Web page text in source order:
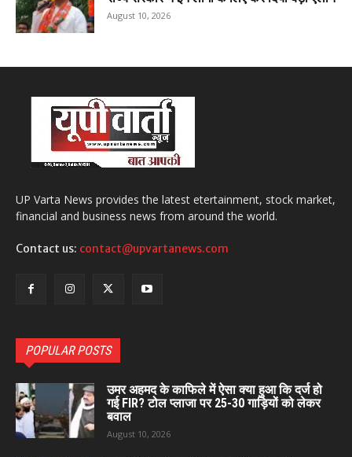
August 10, 2026
UP Varta News provides the latest etertainment, stock market,
financial and business news from around the world.
Contact us: contact@upvartanews.com
POPULAR POSTS
उमर अहमद के काफिले में ऐसा क्या हुआ कि दर्ज हो
गई FIR? टोल प्लाजा पर 25-30 गाड़ियों को लेकर
बवाल
August 10, 2026